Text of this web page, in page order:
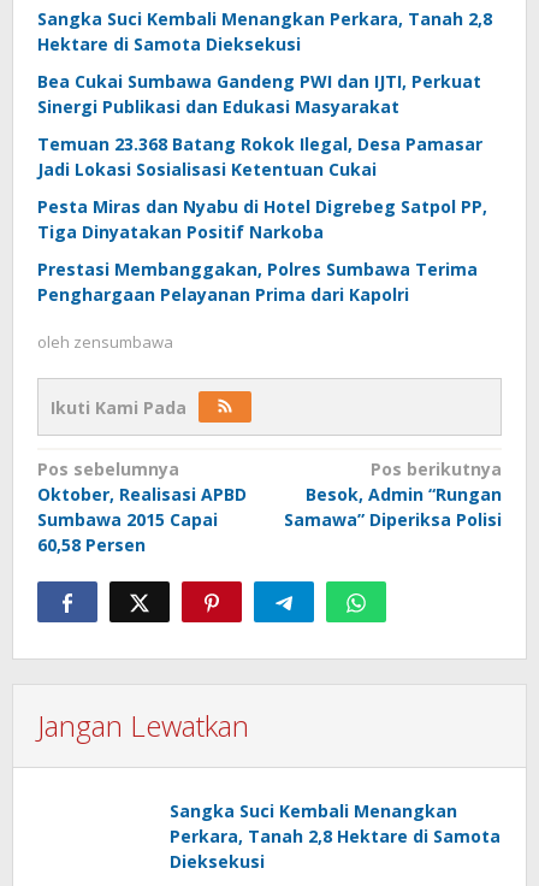
Sangka Suci Kembali Menangkan Perkara, Tanah 2,8
Hektare di Samota Dieksekusi
Bea Cukai Sumbawa Gandeng PWI dan IJTI, Perkuat
Sinergi Publikasi dan Edukasi Masyarakat
Temuan 23.368 Batang Rokok Ilegal, Desa Pamasar
Jadi Lokasi Sosialisasi Ketentuan Cukai
Pesta Miras dan Nyabu di Hotel Digrebeg Satpol PP,
Tiga Dinyatakan Positif Narkoba
Prestasi Membanggakan, Polres Sumbawa Terima
Penghargaan Pelayanan Prima dari Kapolri
oleh zensumbawa
Ikuti Kami Pada
Navigasi
pos
Pos sebelumnya
Oktober, Realisasi APBD
Sumbawa 2015 Capai
60,58 Persen
Pos berikutnya
Besok, Admin “Rungan
Samawa” Diperiksa Polisi
Jangan Lewatkan
Sangka Suci Kembali Menangkan
Perkara, Tanah 2,8 Hektare di Samota
Dieksekusi